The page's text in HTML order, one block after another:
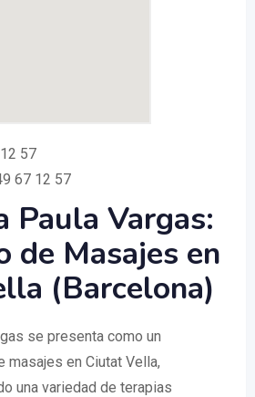
57
67 12 57
Paula Vargas:
de Masajes en
(Barcelona)
se presenta como un
masajes en Ciutat Vella,
una variedad de terapias